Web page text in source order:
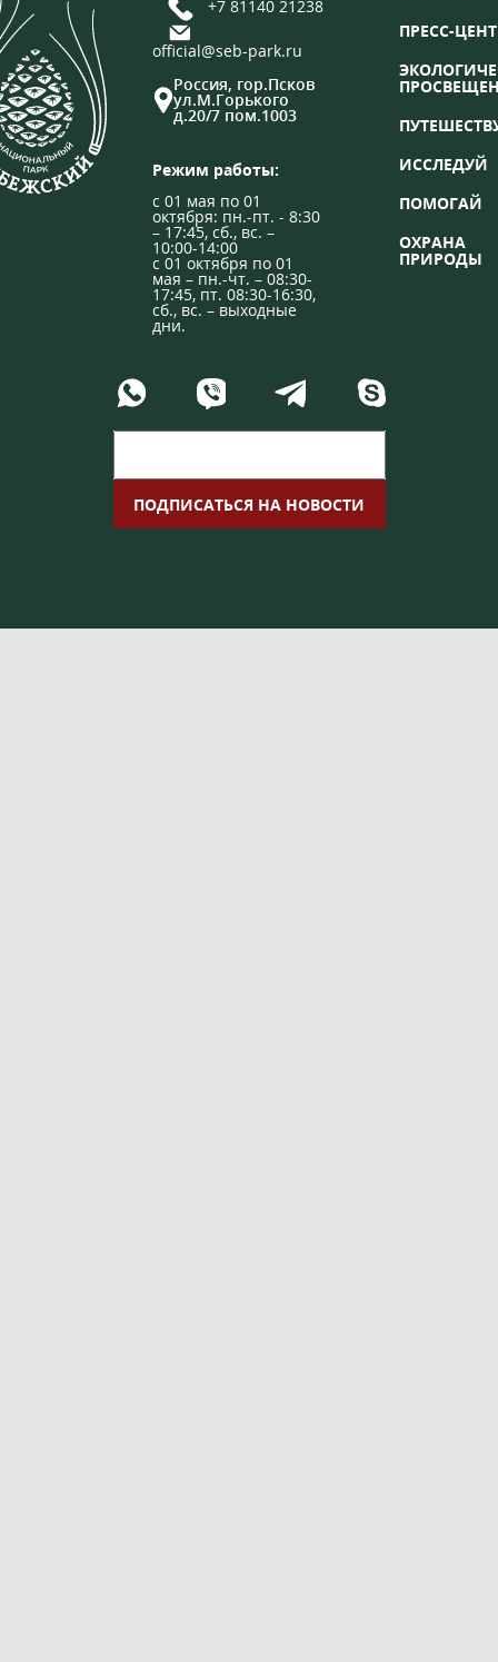
+7 81140 21238
official@seb-park.ru
Россия, гор.Псков
ул.М.Горького
д.20/7 пом.1003
Режим работы:
с 01 мая по 01
октября: пн.-пт. - 8:30
– 17:45, сб., вс. –
10:00-14:00
с 01 октября по 01
мая – пн.-чт. – 08:30-
17:45, пт. 08:30-16:30,
сб., вс. – выходные
дни.
ПРЕСС-
ИССЛЕДУЙ
ПОМОГАЙ
ОХРАНА
ПРИРОДЫ